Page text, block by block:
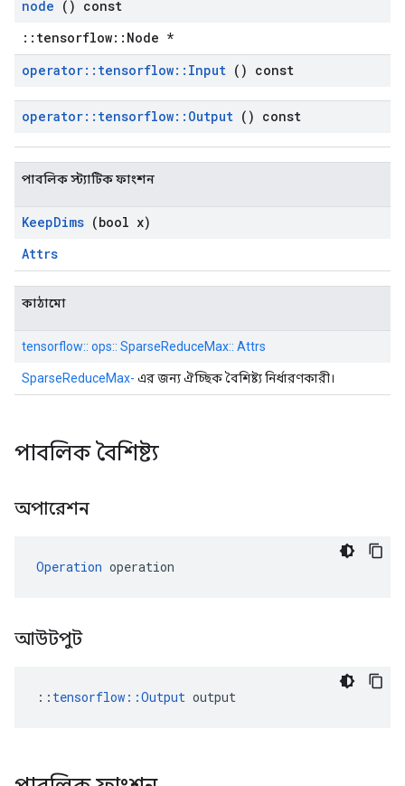
node () const
::tensorflow::Node *
operator:: tensorflow:: Input () const
operator:: tensorflow:: Output () const
পাবলিক স্ট্যাটিক ফাংশন
KeepDims (bool x)
Attrs
কাঠামো
tensorflow:: ops:: SparseReduceMax:: Attrs
SparseReduceMax- এর জন্য ঐচ্ছিক বৈশিষ্ট্য নির্ধারণকারী।
পাবলিক বৈশিষ্ট্য
অপারেশন
Operation operation
আউটপুট
:: tensorflow::Output output